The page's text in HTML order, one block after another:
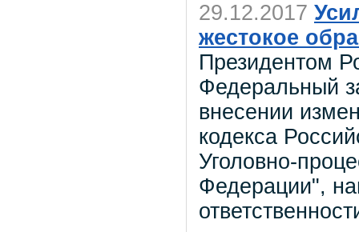
29.12.2017
жестокое
Президентом
Федеральный
внесении
кодекса
Уголовно-
Федерации",